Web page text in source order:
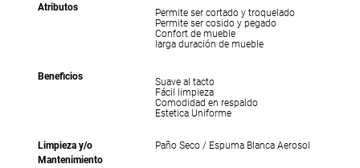
Atributos
Permite ser cortado y troquelado
Permite ser cosido y pegado
Confort de mueble
larga duración de mueble
Beneficios
Suave al tacto
Fácil limpieza
Comodidad en respaldo
Estetica Uniforme
Limpieza y/o
Mantenimiento
Paño Seco / Espuma Blanca Aerosol